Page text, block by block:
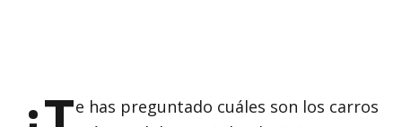
extracontractual?
reportados: ¿Es posible?
señales de tránsito?
e has preguntado cuáles son los carros